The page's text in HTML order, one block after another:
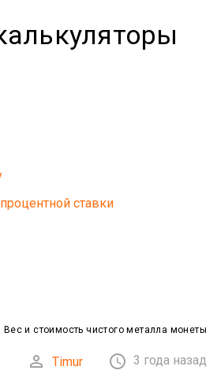
ставки
Вес и стоимость чистого металла монеты
 Timur  3 года назад